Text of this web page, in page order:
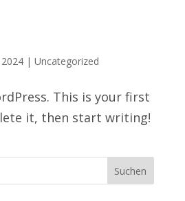
| Uncategorized
This is your first
it, then start writing!
Suchen